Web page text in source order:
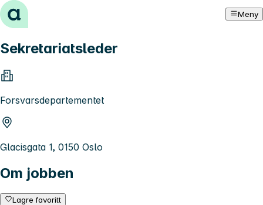
Hopp til innhold Meny
Sekretariatsleder
Forsvarsdepartementet
Glacisgata 1, 0150 Oslo
Om jobben
Lagre favoritt